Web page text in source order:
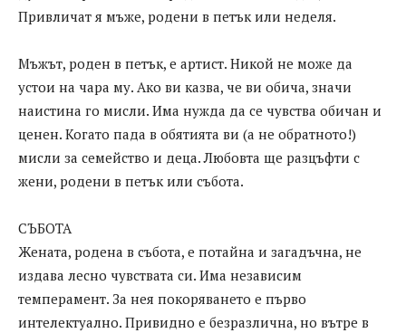
Привличат я мъже, родени в петък или неделя.
Мъжът, роден в петък, е артист. Никой не може да
устои на чара му. Ако ви казва, че ви обича, значи
наистина го мисли. Има нужда да се чувства обичан и
ценен. Когато пада в обятията ви (а не обратното!)
мисли за семейство и деца. Любовта ще разцъфти с
жени, родени в петък или събота.
СЪБОТА
Жената, родена в събота, е потайна и загадъчна, не
издава лесно чувствата си. Има независим
темперамент. За нея покоряването е първо
интелектуално. Привидно е безразлична, но вътре в